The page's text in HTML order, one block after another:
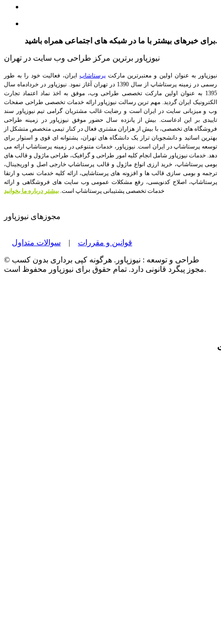
برای خبرهای بیشتر با ما در شبکه های اجتماعی همراه باشید.
نیوزپاور برترین مرکز طراحی وب سایت در تهران
نیوزپاور به عنوان اولین و معتبرترین مارکت پرستاشاپ ایران، فعالیت خود را به طور
رسمی در زمینه پرستاشاپ از سال 1390 در تهران آغاز نمود. نیوزپاور در خردادماه سال
1395 به عنوان اولین مارکت تخصصی طراحی وب، موفق به اخذ نماد اعتماد تجارت
الکترونیک ایران گردید. مهم ترین رسالت نیوزپاور ارائه خدمات تخصصی طراحی صفحات
وب و میزبانی سایت در ایران است و رضایت غالب مشتریان گرامی تیم نیوزپاور سند
تاییدی بر این ادعاست. بیش از پانزده سال حضور موفق نیوزپاور در زمینه طراحی
فروشگاه های تخصصی، با بیش از هزاران مشتری فعال در کنار تیمی متخصص متشکل از
بهترین اساتید و دانشجویان تراز یک دانشگاه های تهران، پشتوانه ای قوی و استوار برای
توسعه پرستاشاپ در ایران است.نیوزپاور، خدمات متنوعی در زمینه پرستاشاپ ارائه می
دهد. خدمات نیوزپاور شامل انجام کلیه امور طراحی و گرافیک، طراحی ماژول و قالب های
بومی پرستاشاپ، خرید ارزی انواع ماژول و قالب پرستاشاپ خارجی اصل و اوریجینال،
ترجمه و بومی سازی قالب ها و افزونه های پرستاشاپی، ارائه کلیه خدمات نصب و ارتقا
پرستاشاپ، اصلاح کدنویسی، رفع مشکلات عمومی وب سایت های فروشگاهی و ارائه
خدمات تخصصی پشتیبانی پرستاشاپ است. بیشتر درباره ما بخوانید
مجوزهای نیوزپاور
قوانین و مقررات | سوالات متداول
© طراحی و توسعه : نیوزپاور. هرگونه کپی برداری بدون کسب
مجوز پیگرد قانونی دارد. تمام حقوق برای نیوزپاور محفوظ است.